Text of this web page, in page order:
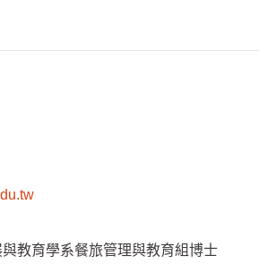
教育學系餐旅管理與教育組博士